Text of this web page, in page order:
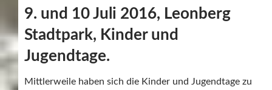
9. und 10 Juli 2016, Leonberg
Stadtpark, Kinder und
Jugendtage.
Mittlerweile haben sich die Kinder und Jugendtage zu